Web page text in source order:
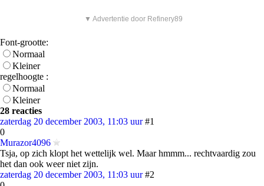
▼ Advertentie door Refinery89
Font-grootte:
Normaal
Kleiner
regelhoogte :
Normaal
Kleiner
28 reacties
zaterdag 20 december 2003, 11:03 uur #1
0
Murazor4096
Tsja, op zich klopt het wettelijk wel. Maar hmmm... rechtvaardig zou
het dan ook weer niet zijn.
zaterdag 20 december 2003, 11:03 uur #2